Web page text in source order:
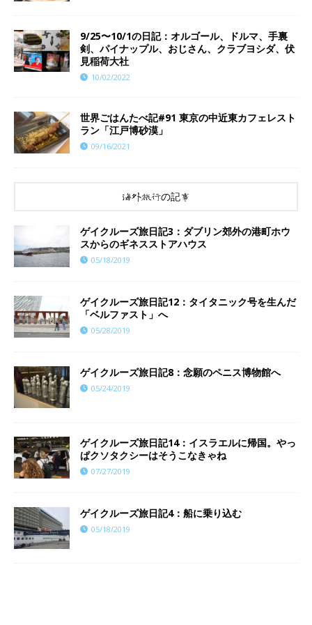
9/25〜10/1の日記：オルゴール、ドルマ、手裏
剣、パイナップル、おじさん、クラブヨシダ、伏
見稲荷大社
10/02/2022
世界ごはんたべ記#91 東京の中近東カフェレスト
ラン「江戸博砂漠」
09/16/2021
海外旅行の記事
ゲイクルーズ旅日記3：ダブリン郊外の港町ホウ
スからのギネスストアハウス
05/18/2019
ゲイクルーズ旅日記12：タイタニック号を生んだ
「ベルファスト」へ
05/28/2019
ゲイクルーズ旅日記8：念願のペニス博物館へ
05/24/2019
ゲイクルーズ旅日記14：イスラエルに帰国。やっ
ぱクソタクシーはそうこなきゃね
07/27/2019
ゲイクルーズ旅日記4：船に乗り込む
05/18/2019